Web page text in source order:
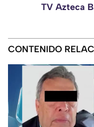
TV Azteca
CONTENIDO